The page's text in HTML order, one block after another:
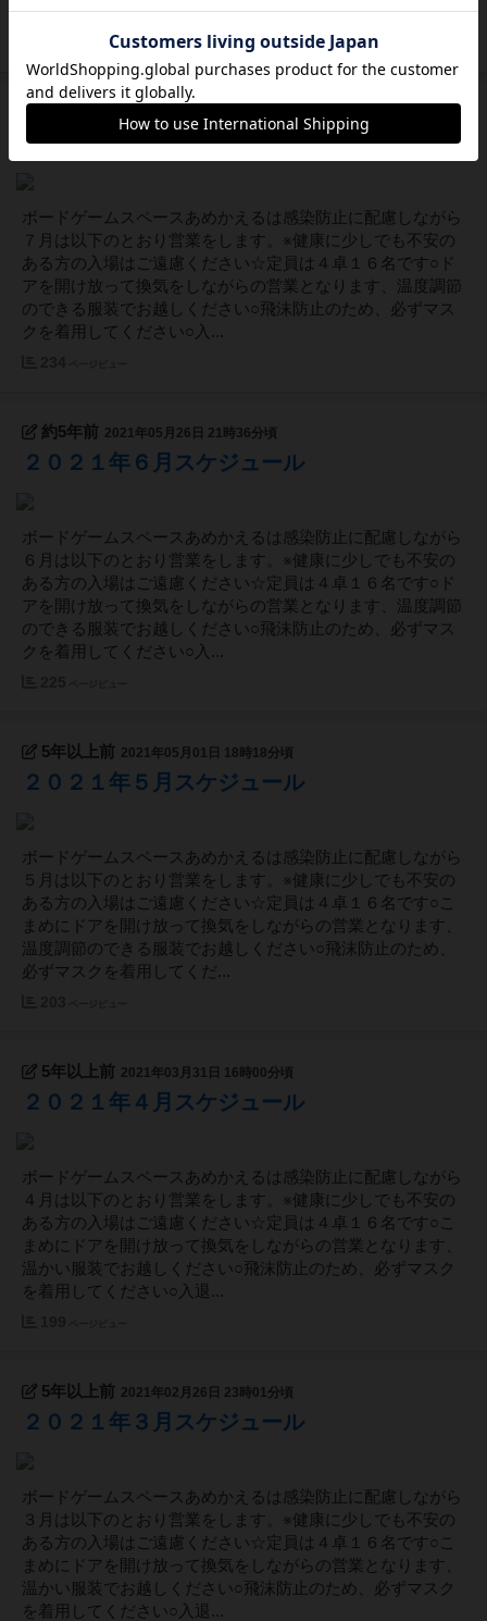
クを着用してください○入...
ページビュー
２０２１年７月スケジュール
ボードゲームスペースあめかえるは感染防止に配慮しながら
７月は以下のとおり営業をします。※健康に少しでも不安の
ある方の入場はご遠慮ください☆定員は４卓１６名です○ド
アを開け放って換気をしながらの営業となります、温度調節
のできる服装でお越しください○飛沫防止のため、必ずマス
クを着用してください○入...
約5年前 2021年05月26日 21時36分頃
２０２１年６月スケジュール
ボードゲームスペースあめかえるは感染防止に配慮しながら
６月は以下のとおり営業をします。※健康に少しでも不安の
ある方の入場はご遠慮ください☆定員は４卓１６名です○ド
アを開け放って換気をしながらの営業となります、温度調節
のできる服装でお越しください○飛沫防止のため、必ずマス
クを着用してください○入...
5年以上前 2021年05月01日 18時18分頃
２０２１年５月スケジュール
ボードゲームスペースあめかえるは感染防止に配慮しながら
５月は以下のとおり営業をします。※健康に少しでも不安の
ある方の入場はご遠慮ください☆定員は４卓１６名です○こ
まめにドアを開け放って換気をしながらの営業となります、
温度調節のできる服装でお越しください○飛沫防止のため、
必ずマスクを着用してくだ...
5年以上前 2021年03月31日 16時00分頃
２０２１年４月スケジュール
ボードゲームスペースあめかえるは感染防止に配慮しながら
４月は以下のとおり営業をします。※健康に少しでも不安の
ある方の入場はご遠慮ください☆定員は４卓１６名です○こ
まめにドアを開け放って換気をしながらの営業となります、
温かい服装でお越しください○飛沫防止のため、必ずマスク
を着用してください○入退...
5年以上前 2021年02月26日 23時01分頃
２０２１年３月スケジュール
ボードゲームスペースあめかえるは感染防止に配慮しながら
３月は以下のとおり営業をします。※健康に少しでも不安の
ある方の入場はご遠慮ください☆定員は４卓１６名です○こ
まめにドアを開け放って換気をしながらの営業となります、
温かい服装でお越しください○飛沫防止のため、必ずマスク
を着用してください○入退...